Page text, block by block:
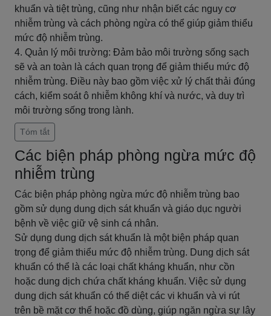
khuẩn và tiệt trùng, cũng như nhận biết các nguy cơ
nhiễm trùng và cách phòng ngừa có thể giúp giảm thiểu
mức độ nhiễm trùng.
4. Quản lý môi trường: Đảm bảo môi trường sống sạch
sẽ và an toàn là cách quan trọng để giảm thiểu mức độ
nhiễm trùng. Điều này bao gồm việc xử lý chất thải đúng
cách, kiểm soát ô nhiễm không khí và nước, và duy trì
môi trường sống trong lành.
Tóm tắt
Các biện pháp phòng ngừa mức độ
nhiễm trùng
Các biện pháp phòng ngừa mức độ nhiễm trùng bao
gồm sử dụng dung dịch sát khuẩn và giáo dục người
bệnh về việc giữ vệ sinh cá nhân.
Sử dụng dung dịch sát khuẩn là một biện pháp quan
trọng để giảm thiểu mức độ nhiễm trùng. Dung dịch sát
khuẩn có thể là các loại chất kháng khuẩn, như cồn
hoặc dung dịch chứa chất kháng khuẩn. Việc sử dụng
dung dịch sát khuẩn có thể diệt các vi khuẩn và vi rút
trên bề mặt cơ thể hoặc đồ dùng, giúp ngăn ngừa sự lây